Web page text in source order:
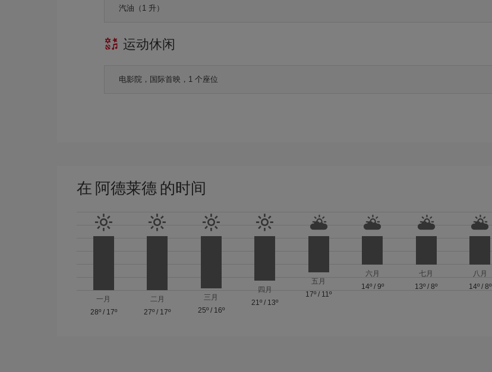
汽油（1 升）
运动休闲
电影院，国际首映，1 个座位
在 阿德莱德 的时间
一月
28º/ 17º
二月
27º / 17º
三月
25º/ 16º
四月
21º / 13º
五月
17º / 11º
六月
14º/ 9º
七月
13º /8º
八月
14º/ 8º